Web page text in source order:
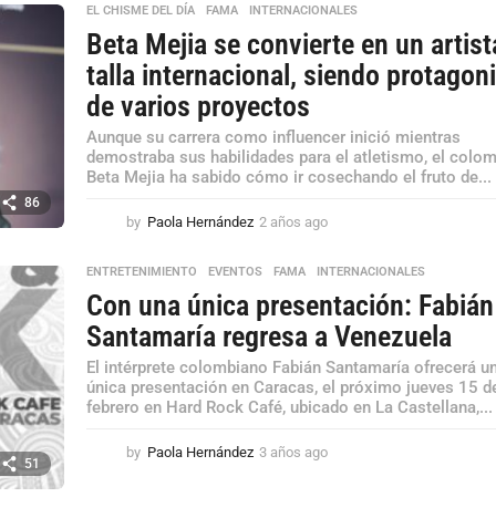
86
EL CHISME DEL DÍA ,FAMA ,INTERNACIONALES
Beta Mejia se convierte en un
talla internacional, siendo
de varios proyectos
Aunque su carrera como influencer inició mientras
demostraba sus habilidades para el atletismo, el
Beta Mejia ha sabido cómo ir cosechando el fruto de...
by Paola Hernández 2 años ago
ñ
s
a
o
51
ENTRETENIMIENTO ,EVENTOS ,FAMA ,INTERNACIONALES
Con una única presentación: Fabián
Santamaría regresa a Venezuela
El intérprete colombiano Fabián Santamaría ofrecerá
única presentación en Caracas, el próximo jueves 15
febrero en Hard Rock Café, ubicado en La Castellana,...
by Paola Hernández 3 años ago